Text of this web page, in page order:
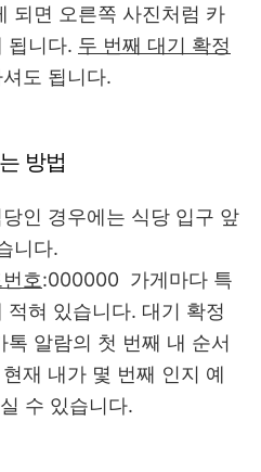
되면 오른쪽 사진처럼 카
됩니다. 두 번째 대기 확정
도 됩니다.
방법
인 경우에는 식당 입구 앞
니다.
호:000000 가게마다 특
혀 있습니다. 대기 확정
톡 알람의 첫 번째 내 순서
재 내가 몇 번째 인지 예
수 있습니다.